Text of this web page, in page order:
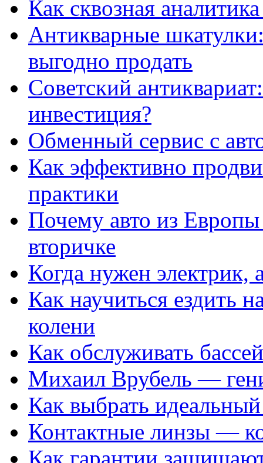
Как сквозная
Антикварные
выгодно продать
Советский
инвестиция?
Обменный сервис с
Как эффективно
практики
Почему авто из
вторичке
Когда нужен электрик,
Как научиться ездить
колени
Как обслуживать
Михаил Врубель —
Как выбрать
Контактные линзы —
Как гарантии